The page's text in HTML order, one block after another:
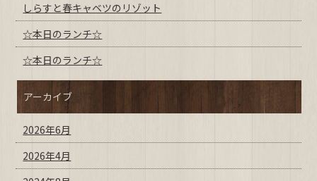
しらすと春キャベツのリゾット
☆本日のランチ☆
☆本日のランチ☆
アーカイブ
2026年6月
2026年4月